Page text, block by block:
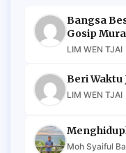
Bangsa
Gosip
LIM WEN TJAI
Beri Waktu
LIM WEN TJAI
Moh Syaiful